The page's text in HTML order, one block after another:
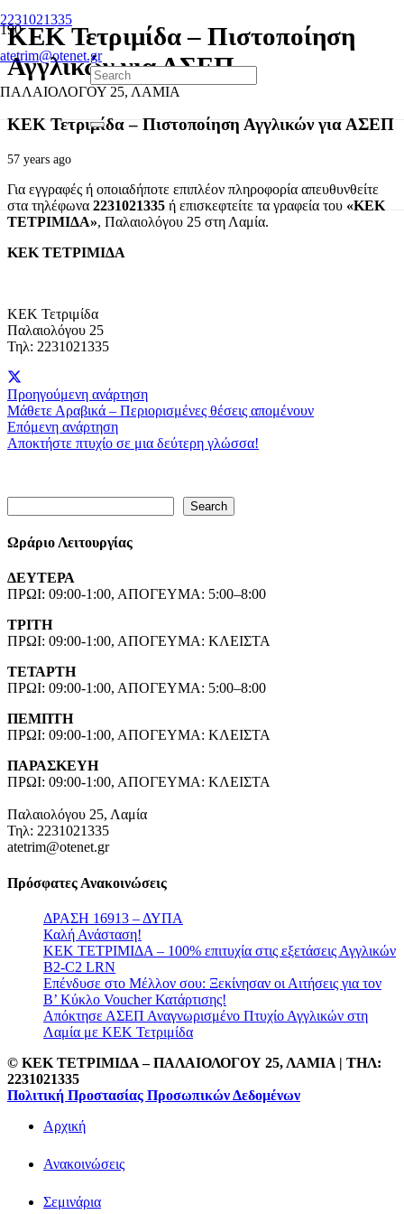
2231021335
atetrim@otenet.gr
ΠΑΛΑΙΟΛΟΓΟΥ 25, ΛΑΜΙΑ
ΚΕΚ Τετριμίδα – Πιστοποίηση
Αγγλικών για ΑΣΕΠ
ΚΕΚ Τετριμίδα – Πιστοποίηση Αγγλικών για ΑΣΕΠ
57 years ago
Για εγγραφές ή οποιαδήποτε επιπλέον πληροφορία απευθυνθείτε
στα τηλέφωνα 2231021335 ή επισκεφτείτε τα γραφεία του «ΚΕΚ
ΤΕΤΡΙΜΙΔΑ», Παλαιολόγου 25 στη Λαμία.
ΚΕΚ ΤΕΤΡΙΜΙΔΑ
ΚΕΚ Τετριμίδα
Παλαιολόγου 25
Τηλ: 2231021335
Προηγούμενη ανάρτηση
Μάθετε Αραβικά – Περιορισμένες θέσεις απομένουν
Επόμενη ανάρτηση
Αποκτήστε πτυχίο σε μια δεύτερη γλώσσα!
Search
Ωράριο Λειτουργίας
ΔΕΥΤΕΡΑ
ΠΡΩΙ: 09:00-1:00, ΑΠΟΓΕΥΜΑ: 5:00–8:00
ΤΡΙΤΗ
ΠΡΩΙ: 09:00-1:00, ΑΠΟΓΕΥΜΑ: ΚΛΕΙΣΤΑ
ΤΕΤΑΡΤΗ
ΠΡΩΙ: 09:00-1:00, ΑΠΟΓΕΥΜΑ: 5:00–8:00
ΠΕΜΠΤΗ
ΠΡΩΙ: 09:00-1:00, ΑΠΟΓΕΥΜΑ: ΚΛΕΙΣΤΑ
ΠΑΡΑΣΚΕΥΗ
ΠΡΩΙ: 09:00-1:00, ΑΠΟΓΕΥΜΑ: ΚΛΕΙΣΤΑ
Παλαιολόγου 25, Λαμία
Τηλ: 2231021335
atetrim@otenet.gr
Πρόσφατες Ανακοινώσεις
ΔΡΑΣΗ 16913 – ΔΥΠΑ
Καλή Ανάσταση!
ΚΕΚ ΤΕΤΡΙΜΙΔΑ – 100% επιτυχία στις εξετάσεις Αγγλικών
B2-C2 LRN
Επένδυσε στο Μέλλον σου: Ξεκίνησαν οι Αιτήσεις για τον
Β’ Κύκλο Voucher Κατάρτισης!
Απόκτησε ΑΣΕΠ Αναγνωρισμένο Πτυχίο Αγγλικών στη
Λαμία με ΚΕΚ Τετριμίδα
© ΚΕΚ ΤΕΤΡΙΜΙΔΑ – ΠΑΛΑΙΟΛΟΓΟΥ 25, ΛΑΜΙΑ | TΗΛ:
2231021335
Πολιτική Προστασίας Προσωπικών Δεδομένων
Αρχική
Ανακοινώσεις
Σεμινάρια